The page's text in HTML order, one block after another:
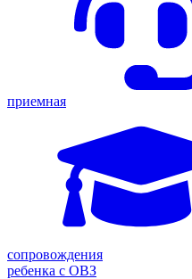
приемная
сопровождения
ребенка с ОВЗ